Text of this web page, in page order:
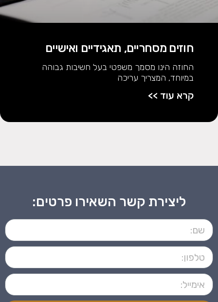
חוזים מסחריים, תאגידיים ואישיים
החוזה הינו מסמך משפטי בעל חשיבות גבוהה
במיוחד, המצריך עריכה
קרא עוד >>
ליצירת קשר השאירו פרטים: